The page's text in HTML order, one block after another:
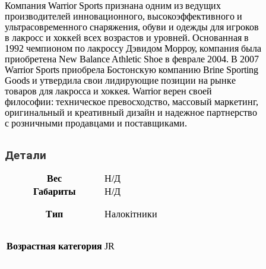
Компания Warrior Sports признана одним из ведущих
производителей инновационного, высокоэффективного и
ультрасовременного снаряжения, обуви и одежды для игроков
в лакросс и хоккей всех возрастов и уровней. Основанная в
1992 чемпионом по лакроссу Дэвидом Морроу, компания была
приобретена New Balance Athletic Shoe в феврале 2004. В 2007
Warrior Sports приобрела Бостонскую компанию Brine Sporting
Goods и утвердила свои лидирующие позиции на рынке
товаров для лакросса и хоккея. Warrior верен своей
философии: техническое превосходство, массовый маркетинг,
оригинальный и креативный дизайн и надежное партнерство
с розничными продавцами и поставщиками.
Детали
Вес
Н/Д
Габариты
Н/Д
Тип Налокітники
Возрастная категория JR